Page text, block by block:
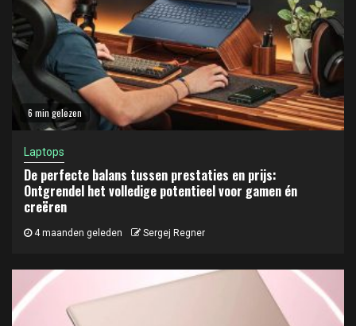
6 min gelezen
Laptops
De perfecte balans tussen prestaties en prijs:
Ontgrendel het volledige potentieel voor gamen én
creëren
4 maanden geleden Sergej Regner